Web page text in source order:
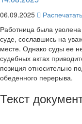
06.09.2025
Распечатать
Работница была
суде, сославшись на
месте. Однако суды ее
судебных актах
позиция относительно
обеденного перерыва.
Текст